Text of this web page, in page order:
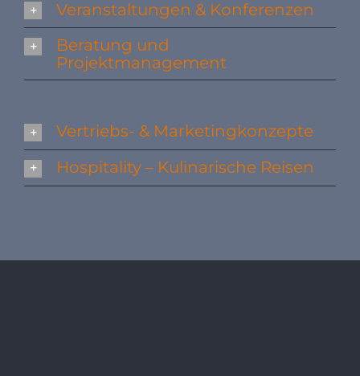
Veranstaltungen & Konferenzen
Beratung und
Projektmanagement
Vertriebs- & Marketingkonzepte
Hospitality – Kulinarische Reisen